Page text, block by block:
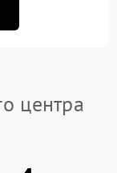
центра